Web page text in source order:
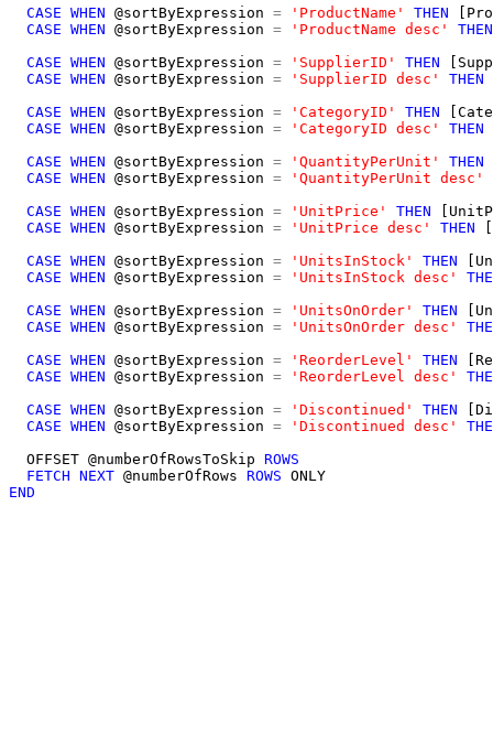
CASE WHEN @sortByExpression = 'ProductName' THEN
CASE WHEN @sortByExpression = 'ProductName desc'
THEN
CASE WHEN @sortByExpression = 'SupplierID' THEN
CASE WHEN @sortByExpression = 'SupplierID desc' THEN
CASE WHEN @sortByExpression = 'CategoryID' THEN
CASE WHEN @sortByExpression = 'CategoryID desc' THEN
CASE WHEN @sortByExpression = 'QuantityPerUnit' THEN
CASE WHEN @sortByExpression =
'QuantityPerUnit desc'
CASE WHEN @sortByExpression = 'UnitPrice' THEN
CASE WHEN @sortByExpression = 'UnitPrice desc' THEN
CASE WHEN @sortByExpression = 'UnitsInStock' THEN
CASE WHEN @sortByExpression = 'UnitsInStock desc'
CASE WHEN @sortByExpression = 'UnitsOnOrder' THEN
CASE WHEN @sortByExpression = 'UnitsOnOrder desc'
CASE WHEN @sortByExpression = 'ReorderLevel' THEN
CASE WHEN @sortByExpression = 'ReorderLevel desc'
CASE WHEN @sortByExpression = 'Discontinued' THEN
CASE WHEN @sortByExpression = 'Discontinued desc'
OFFSET @numberOfRowsToSkip ROWS
FETCH NEXT @numberOfRows ROWS
END